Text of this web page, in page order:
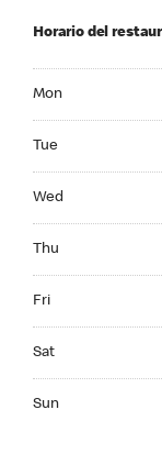
Horario del
Mon
Tue
Wed
Thu
Fri
Sat
Sun